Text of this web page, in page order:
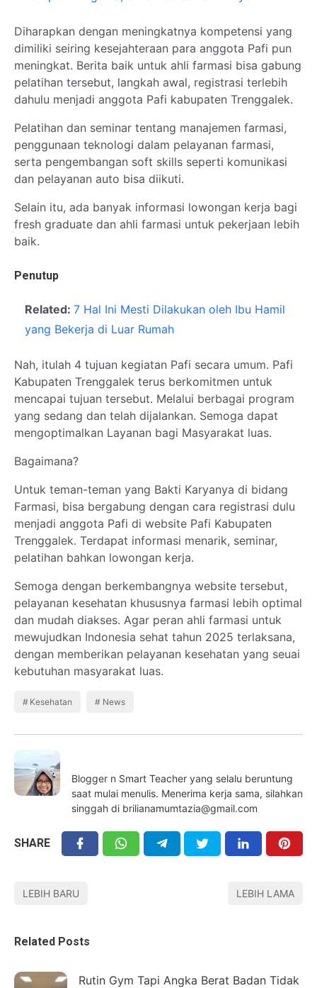
Diharapkan dengan meningkatnya kompetensi yang
dimiliki seiring kesejahteraan para anggota Pafi pun
meningkat. Berita baik untuk ahli farmasi bisa gabung
pelatihan tersebut, langkah awal, registrasi terlebih
dahulu menjadi anggota Pafi kabupaten Trenggalek.
Pelatihan dan seminar tentang manajemen farmasi,
penggunaan teknologi dalam pelayanan farmasi,
serta pengembangan soft skills seperti komunikasi
dan pelayanan auto bisa diikuti.
Selain itu, ada banyak informasi lowongan kerja bagi
fresh graduate dan ahli farmasi untuk pekerjaan lebih
baik.
Penutup
Related: 7 Hal Ini Mesti Dilakukan oleh Ibu Hamil
yang Bekerja di Luar Rumah
Nah, itulah 4 tujuan kegiatan Pafi secara umum. Pafi
Kabupaten Trenggalek terus berkomitmen untuk
mencapai tujuan tersebut. Melalui berbagai program
yang sedang dan telah dijalankan. Semoga dapat
mengoptimalkan Layanan bagi Masyarakat luas.
Bagaimana?
Untuk teman-teman yang Bakti Karyanya di bidang
Farmasi, bisa bergabung dengan cara registrasi dulu
menjadi anggota Pafi di website Pafi Kabupaten
Trenggalek. Terdapat informasi menarik, seminar,
pelatihan bahkan lowongan kerja.
Semoga dengan berkembangnya website tersebut,
pelayanan kesehatan khususnya farmasi lebih optimal
dan mudah diakses. Agar peran ahli farmasi untuk
mewujudkan Indonesia sehat tahun 2025 terlaksana,
dengan memberikan pelayanan kesehatan yang seuai
kebutuhan masyarakat luas.
Kesehatan News
Blogger n Smart Teacher yang selalu beruntung
saat mulai menulis. Menerima kerja sama, silahkan
singgah di brilianamumtazia@gmail.com
SHARE
LEBIH BARU LEBIH LAMA
Related Posts
Rutin Gym Tapi Angka Berat Badan Tidak